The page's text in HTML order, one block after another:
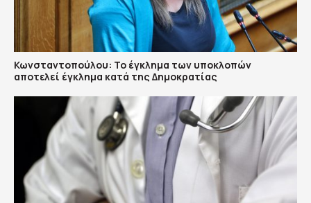
Κωνσταντοπούλου: Το έγκλημα των υποκλοπών
αποτελεί έγκλημα κατά της Δημοκρατίας